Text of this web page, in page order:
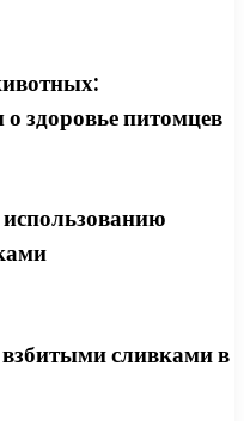
здоровье питомцев
сливками в